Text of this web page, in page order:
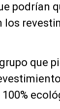
podrían
que